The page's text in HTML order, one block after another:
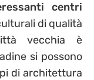
centri
di qualità
vecchia è
si possono
di architettura